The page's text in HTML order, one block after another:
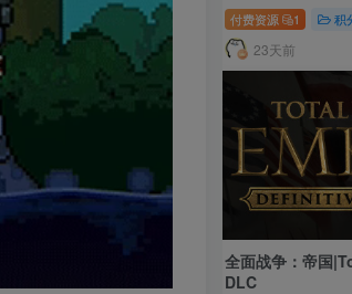
付费资源 1 积
23天前
全面战争：帝国
DLC